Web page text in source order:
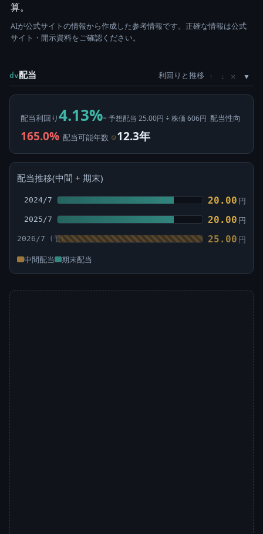
算。
AIが公式サイトの情報から作成した参考情報です。正確な情報は公式
サイト・開示資料をご確認ください。
dv配当 利回りと推移 ↑ ↓ ×
配当利回り4.13%= 予想配当 25.00円 ÷ 株価 606円 配当性向
165.0% 配当可能年数 ⊙12.3年
配当推移(中間 + 期末)
2024/7 20.00 円
2025/7 20.00 円
2026/7 25.00 円
中間配当 期末配当